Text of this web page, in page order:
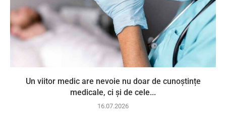
Un viitor medic are nevoie nu doar de cunoștințe
medicale, ci și de cele...
16.07.2026